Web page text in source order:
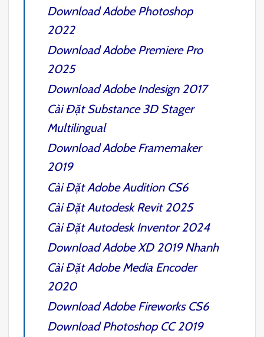
DownloadAdobe Photoshop
2022
DownloadAdobe Premiere Pro
2025
DownloadAdobe Indesign 2017
Cài ĐặtSubstance 3D Stager
Multilingual
DownloadAdobe Framemaker
2019
Cài ĐặtAdobe Audition CS6
Cài ĐặtAutodesk Revit 2025
Cài ĐặtAutodesk Inventor 2024
DownloadAdobe XD 2019Nhanh
Cài ĐặtAdobe Media Encoder
2020
DownloadAdobe Fireworks CS6
DownloadPhotoshop CC 2019